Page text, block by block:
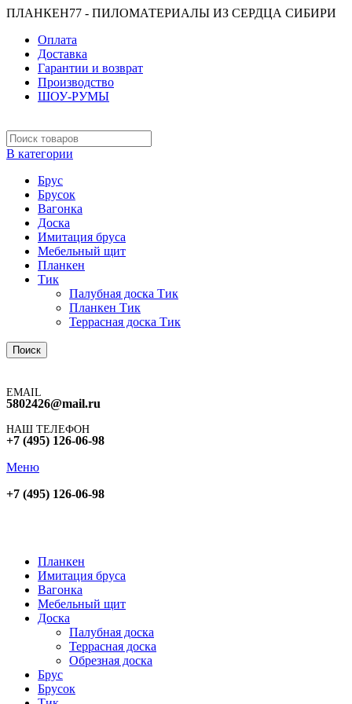
ПЛАНКЕН77 - ПИЛОМАТЕРИАЛЫ ИЗ СЕРДЦА СИБИРИ
Оплата
Доставка
Гарантии и возврат
Производство
ШОУ-РУМЫ
В категории
Брус
Брусок
Вагонка
Доска
Имитация бруса
Мебельный щит
Планкен
Тик
Палубная доска Тик
Планкен Тик
Террасная доска Тик
Поиск
EMAIL
5802426@mail.ru
НАШ ТЕЛЕФОН
+7 (495) 126-06-98
Меню
+7 (495) 126-06-98
Планкен
Имитация бруса
Вагонка
Мебельный щит
Доска
Палубная доска
Террасная доска
Обрезная доска
Брус
Брусок